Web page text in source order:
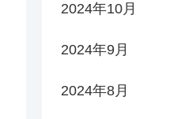
2024年10月
2024年9月
2024年8月